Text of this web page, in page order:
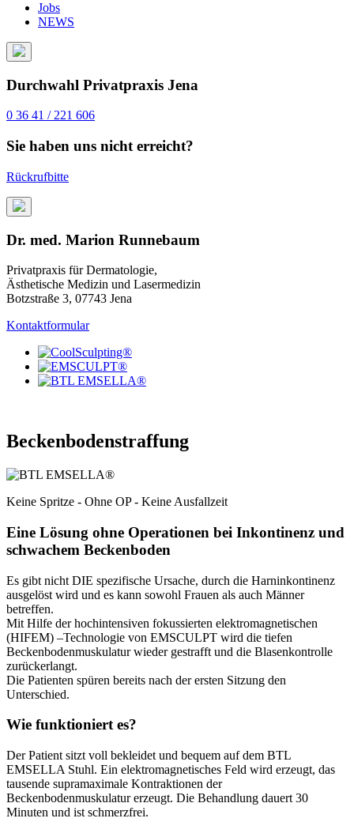
Jobs
NEWS
Durchwahl Privatpraxis Jena
0 36 41 / 221 606
Sie haben uns nicht erreicht?
Rückrufbitte
Dr. med. Marion Runnebaum
Privatpraxis für Dermatologie,
Ästhetische Medizin und Lasermedizin
Botzstraße 3, 07743 Jena
Kontaktformular
Beckenbodenstraffung
Keine Spritze - Ohne OP - Keine Ausfallzeit
Eine Lösung ohne Operationen bei Inkontinenz und
schwachem Beckenboden
Es gibt nicht DIE spezifische Ursache, durch die Harninkontinenz
ausgelöst wird und es kann sowohl Frauen als auch Männer
betreffen.
Mit Hilfe der hochintensiven fokussierten elektromagnetischen
(HIFEM) –Technologie von EMSCULPT wird die tiefen
Beckenbodenmuskulatur wieder gestrafft und die Blasenkontrolle
zurückerlangt.
Die Patienten spüren bereits nach der ersten Sitzung den
Unterschied.
Wie funktioniert es?
Der Patient sitzt voll bekleidet und bequem auf dem BTL
EMSELLA Stuhl. Ein elektromagnetisches Feld wird erzeugt, das
tausende supramaximale Kontraktionen der
Beckenbodenmuskulatur erzeugt. Die Behandlung dauert 30
Minuten und ist schmerzfrei.